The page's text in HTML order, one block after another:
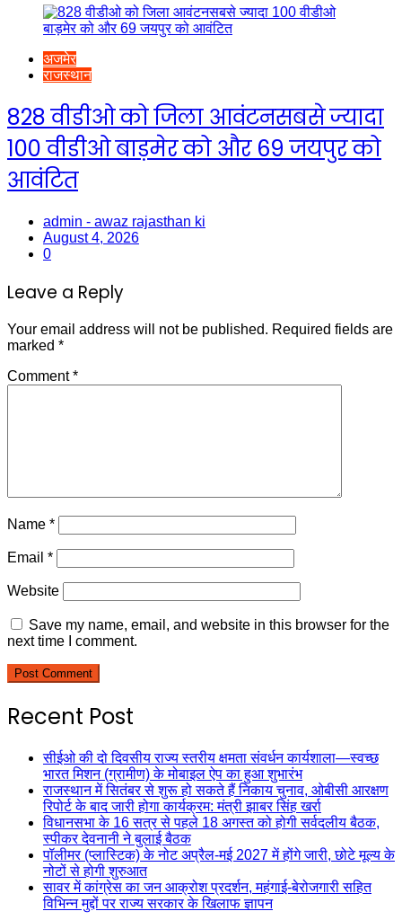
अजमेर
राजस्थान
828 वीडीओ को जिला आवंटनसबसे ज्यादा
100 वीडीओ बाड़मेर को और 69 जयपुर को
आवंटित
admin - awaz rajasthan ki
August 4, 2026
0
Leave a Reply
Your email address will not be published. Required fields are
marked *
Comment*
Name *
Email *
Website
Save my name, email, and website in this browser for the
next time I comment.
Recent Post
सीईओ की दो दिवसीय राज्य स्तरीय क्षमता संवर्धन कार्यशाला—स्वच्छ
भारत मिशन (ग्रामीण) के मोबाइल ऐप का हुआ शुभारंभ
राजस्थान में सितंबर से शुरू हो सकते हैं निकाय चुनाव, ओबीसी आरक्षण
रिपोर्ट के बाद जारी होगा कार्यक्रम: मंत्री झाबर सिंह खर्रा
विधानसभा के 16 सत्र से पहले 18 अगस्त को होगी सर्वदलीय बैठक,
स्पीकर देवनानी ने बुलाई बैठक
पॉलीमर (प्लास्टिक) के नोट अप्रैल-मई 2027 में होंगे जारी, छोटे मूल्य के
नोटों से होगी शुरुआत
सावर में कांग्रेस का जन आक्रोश प्रदर्शन, महंगाई-बेरोजगारी सहित
विभिन्न मुद्दों पर राज्य सरकार के खिलाफ ज्ञापन